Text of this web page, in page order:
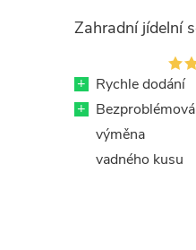
+ Rychle dodání
+ Bezproblémová
výměna
vadného kusu